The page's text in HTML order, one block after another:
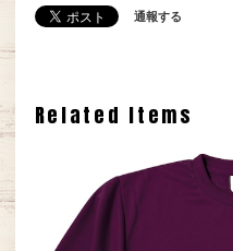
通報する
Related Items